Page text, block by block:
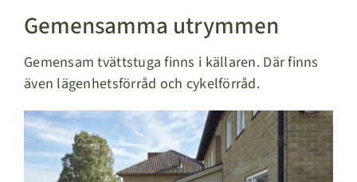
Gemensamma utrymmen
Gemensam tvättstuga finns i källaren. Där finns
även lägenhetsförråd och cykelförråd.